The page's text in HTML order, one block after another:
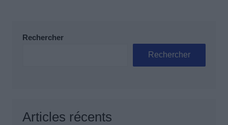
Rechercher
Rechercher
Articles récents